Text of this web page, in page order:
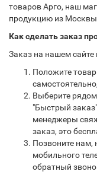
товаров Арго, наш
продукцию из Москвы
Как сделать заказ
Заказ на нашем
Положите
Выберите
"Быстрый
менеджеры
заказ, это
Позвоните нам,
мобильного
обратный